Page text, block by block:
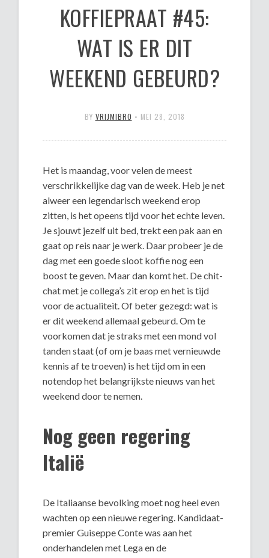
KOFFIEPRAAT #45:
WAT IS ER DIT
WEEKEND GEBEURD?
BY VRIJMIBRO • MEI 28, 2018
Het is maandag, voor velen de meest
verschrikkelijke dag van de week. Heb je net
alweer een legendarisch weekend erop
zitten, is het opeens tijd voor het echte leven.
Je sjouwt jezelf uit bed, trekt een pak aan en
gaat op reis naar je werk. Daar probeer je de
dag met een goede sloot koffie nog een
boost te geven. Maar dan komt het. De chit-
chat met je collega’s zit erop en het is tijd
voor de actualiteit. Of beter gezegd: wat is
er dit weekend allemaal gebeurd. Om te
voorkomen dat je straks met een mond vol
tanden staat (of om je baas met vernieuwde
kennis af te troeven) is het tijd om in een
notendop het belangrijkste nieuws van het
weekend door te nemen.
Nog geen regering
Italië
De Italiaanse bevolking moet nog heel even
wachten op een nieuwe regering. Kandidaat-
premier Guiseppe Conte was aan het
onderhandelen met Lega en de